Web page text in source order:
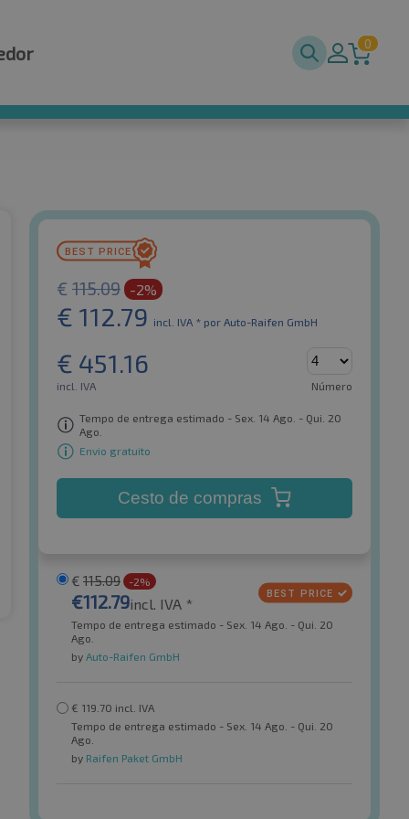
0
€ 115.09 -2%
€ 112.79 incl. IVA * por Auto-Raifen GmbH
€ 451.16
incl. IVA Número
Tempo de entrega estimado - Sex. 14 Ago. - Qui. 20
Ago.
Envio gratuito
Cesto de compras
€ 115.09 -2%
€112.79incl. IVA *
Tempo de entrega estimado - Sex. 14 Ago. - Qui. 20
Ago.
by Auto-Raifen GmbH
€ 119.70 incl. IVA
Tempo de entrega estimado - Sex. 14 Ago. - Qui. 20
Ago.
by Raifen Paket GmbH
3PMSF
todas as condições
General Tire